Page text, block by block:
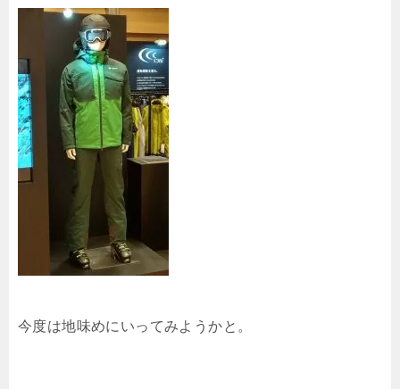
今度は地味めにいってみようかと。